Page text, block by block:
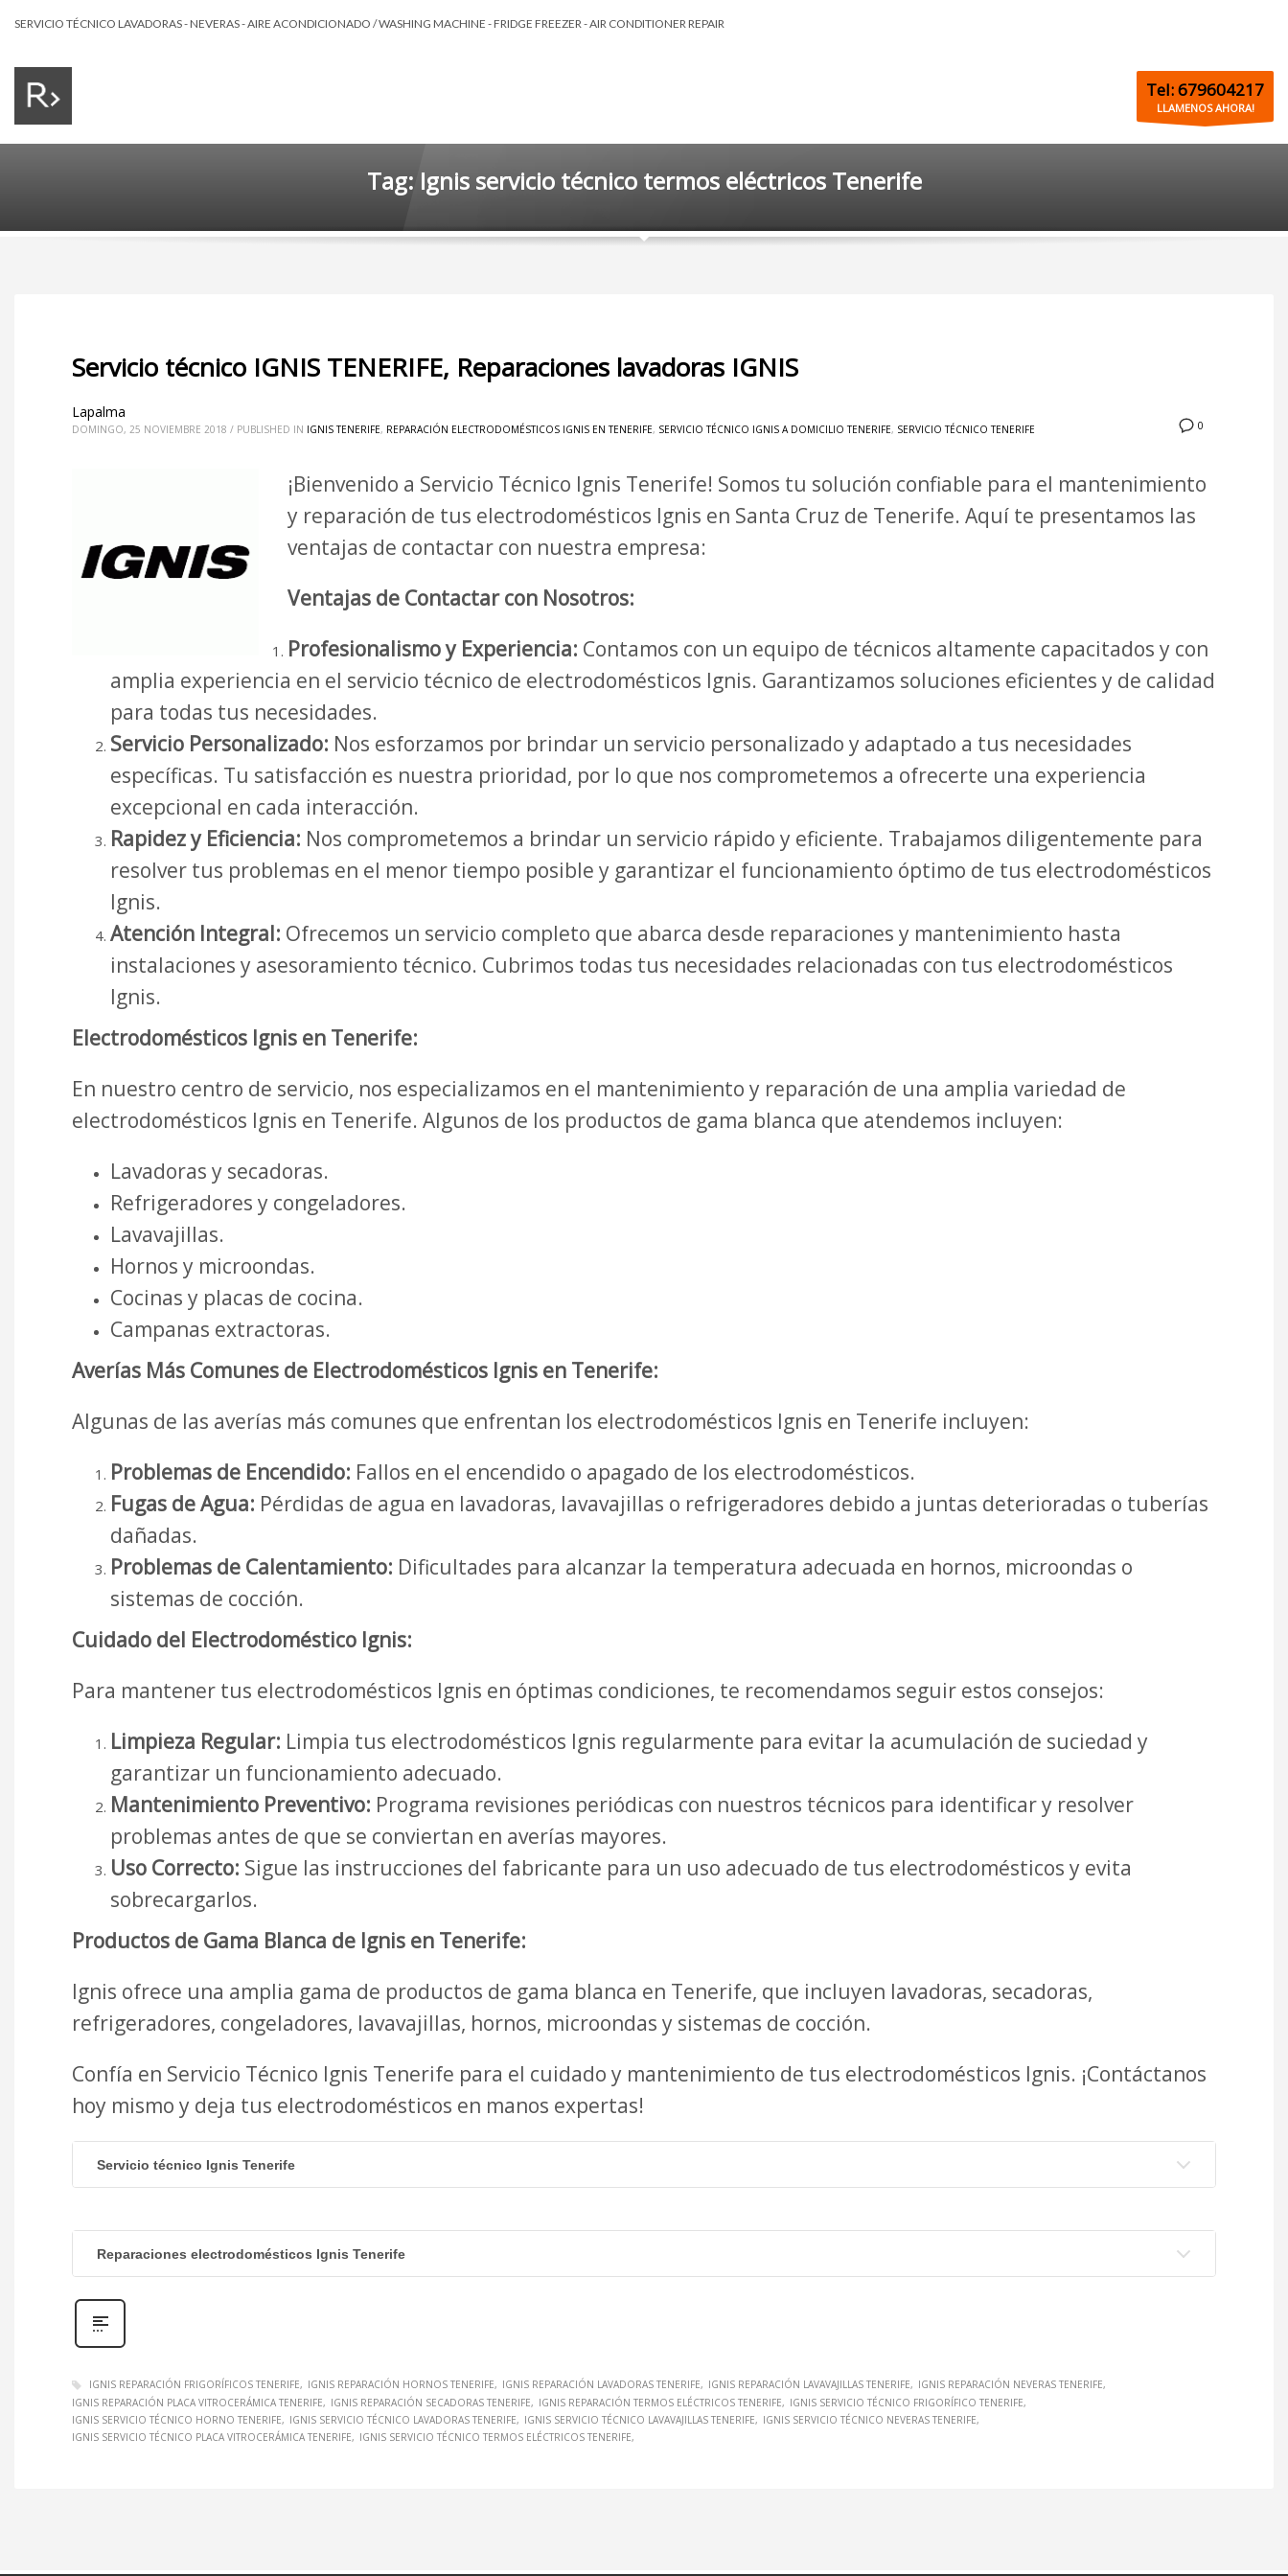
SERVICIO TÉCNICO LAVADORAS - NEVERAS - AIRE ACONDICIONADO / WASHING MACHINE - FRIDGE FREEZER - AIR CONDITIONER REPAIR
Tel: 679604217
LLAMENOS AHORA!
Tag: Ignis servicio técnico termos eléctricos Tenerife
Servicio técnico IGNIS TENERIFE, Reparaciones lavadoras IGNIS
0
Lapalma
DOMINGO, 25 NOVIEMBRE 2018 / PUBLISHED IN IGNIS TENERIFE, REPARACIÓN ELECTRODOMÉSTICOS IGNIS EN TENERIFE, SERVICIO TÉCNICO IGNIS A DOMICILIO TENERIFE, SERVICIO TÉCNICO TENERIFE
¡Bienvenido a Servicio Técnico Ignis Tenerife! Somos tu solución confiable para el mantenimiento
y reparación de tus electrodomésticos Ignis en Santa Cruz de Tenerife. Aquí te presentamos las
ventajas de contactar con nuestra empresa:
Ventajas de Contactar con Nosotros:
Profesionalismo y Experiencia: Contamos con un equipo de técnicos altamente capacitados y con
amplia experiencia en el servicio técnico de electrodomésticos Ignis. Garantizamos soluciones eficientes y de calidad
para todas tus necesidades.
Servicio Personalizado: Nos esforzamos por brindar un servicio personalizado y adaptado a tus necesidades
específicas. Tu satisfacción es nuestra prioridad, por lo que nos comprometemos a ofrecerte una experiencia
excepcional en cada interacción.
Rapidez y Eficiencia: Nos comprometemos a brindar un servicio rápido y eficiente. Trabajamos diligentemente para
resolver tus problemas en el menor tiempo posible y garantizar el funcionamiento óptimo de tus electrodomésticos
Ignis.
Atención Integral: Ofrecemos un servicio completo que abarca desde reparaciones y mantenimiento hasta
instalaciones y asesoramiento técnico. Cubrimos todas tus necesidades relacionadas con tus electrodomésticos
Ignis.
Electrodomésticos Ignis en Tenerife:
En nuestro centro de servicio, nos especializamos en el mantenimiento y reparación de una amplia variedad de
electrodomésticos Ignis en Tenerife. Algunos de los productos de gama blanca que atendemos incluyen:
Lavadoras y secadoras.
Refrigeradores y congeladores.
Lavavajillas.
Hornos y microondas.
Cocinas y placas de cocina.
Campanas extractoras.
Averías Más Comunes de Electrodomésticos Ignis en Tenerife:
Algunas de las averías más comunes que enfrentan los electrodomésticos Ignis en Tenerife incluyen:
Problemas de Encendido: Fallos en el encendido o apagado de los electrodomésticos.
Fugas de Agua: Pérdidas de agua en lavadoras, lavavajillas o refrigeradores debido a juntas deterioradas o tuberías
dañadas.
Problemas de Calentamiento: Dificultades para alcanzar la temperatura adecuada en hornos, microondas o
sistemas de cocción.
Cuidado del Electrodoméstico Ignis:
Para mantener tus electrodomésticos Ignis en óptimas condiciones, te recomendamos seguir estos consejos:
Limpieza Regular: Limpia tus electrodomésticos Ignis regularmente para evitar la acumulación de suciedad y
garantizar un funcionamiento adecuado.
Mantenimiento Preventivo: Programa revisiones periódicas con nuestros técnicos para identificar y resolver
problemas antes de que se conviertan en averías mayores.
Uso Correcto: Sigue las instrucciones del fabricante para un uso adecuado de tus electrodomésticos y evita
sobrecargarlos.
Productos de Gama Blanca de Ignis en Tenerife:
Ignis ofrece una amplia gama de productos de gama blanca en Tenerife, que incluyen lavadoras, secadoras,
refrigeradores, congeladores, lavavajillas, hornos, microondas y sistemas de cocción.
Confía en Servicio Técnico Ignis Tenerife para el cuidado y mantenimiento de tus electrodomésticos Ignis. ¡Contáctanos
hoy mismo y deja tus electrodomésticos en manos expertas!
Servicio técnico Ignis Tenerife
Reparaciones electrodomésticos Ignis Tenerife
IGNIS REPARACIÓN FRIGORÍFICOS TENERIFE IGNIS REPARACIÓN HORNOS TENERIFE IGNIS REPARACIÓN LAVADORAS TENERIFE IGNIS REPARACIÓN LAVAVAJILLAS TENERIFE
IGNIS REPARACIÓN NEVERAS TENERIFE
IGNIS REPARACIÓN PLACA VITROCERÁMICA TENERIFE
IGNIS REPARACIÓN SECADORAS TENERIFE IGNIS REPARACIÓN TERMOS ELÉCTRICOS TENERIFE
IGNIS SERVICIO TÉCNICO FRIGORÍFICO TENERIFE
IGNIS SERVICIO TÉCNICO HORNO TENERIFE
IGNIS SERVICIO TÉCNICO LAVADORAS TENERIFE IGNIS SERVICIO TÉCNICO LAVAVAJILLAS TENERIFE
IGNIS SERVICIO TÉCNICO NEVERAS TENERIFE
IGNIS SERVICIO TÉCNICO PLACA VITROCERÁMICA TENERIFE
IGNIS SERVICIO TÉCNICO TERMOS ELÉCTRICOS TENERIFE